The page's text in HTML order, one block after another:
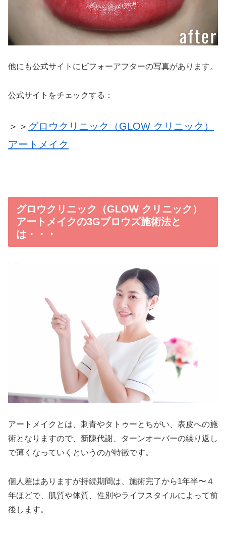
他にも公式サイトにビフォーアフターの写真があります。
公式サイトをチェックする：
＞＞ グロウクリニック（GLOW クリニック）
アートメイク
グロウクリニック（GLOW クリニック）
アートメイクの3Gブロウズ施術法と
は・・・
アートメイクとは、刺青やタトゥーとちがい、表皮への施
術となりますので、新陳代謝、ターンオーバーの繰り返し
で薄くなっていくというのが特徴です。
個人差はありますが持続期間は、施術完了から1年半〜４
年ほどで、肌質や体質、性別やライフスタイルによって前
後します。